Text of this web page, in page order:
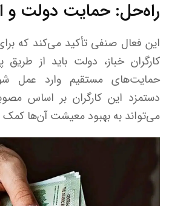
راه‌حل: حمایت دولت و
این فعال صنفی تأکید می‌کند که
کارگران خباز، دولت باید از
حمایت‌های مستقیم وارد عمل
دستمزد این کارگران بر اساس
می‌تواند به بهبود معیشت آن‌ها کمک